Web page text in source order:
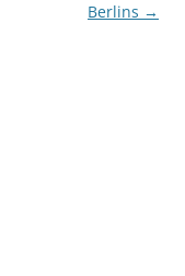
Berlins →